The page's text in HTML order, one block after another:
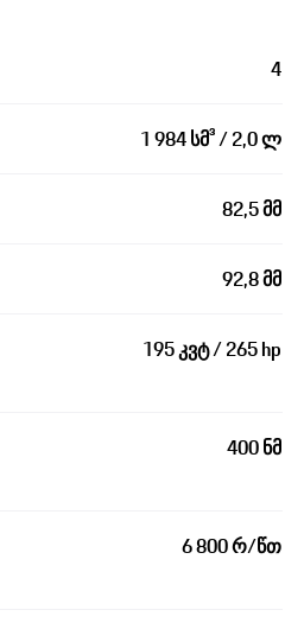
4
1 984 სმ³ / 2,0 ლ
82,5 მმ
92,8 მმ
195 კვტ / 265 hp
400 ნმ
6 800 რ/წთ